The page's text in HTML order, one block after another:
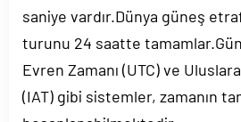
saniye vardır.Dünya güneş
turunu 24 saatte
Evren Zamanı (UTC) ve
(IAT) gibi sistemler, zamanın